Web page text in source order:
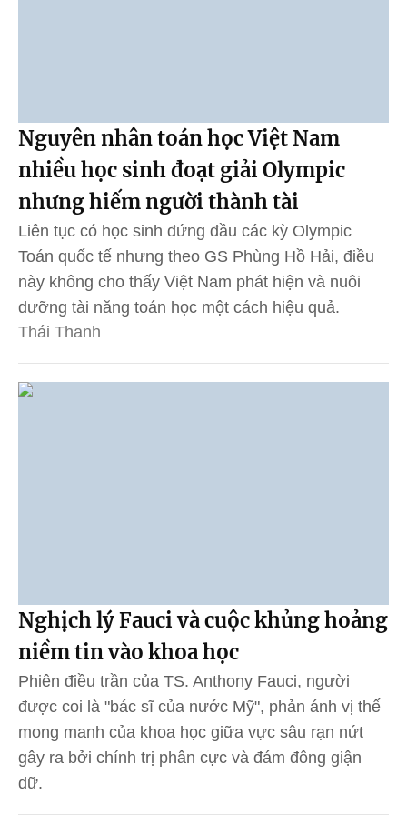
Nguyên nhân toán học Việt Nam
nhiều học sinh đoạt giải Olympic
nhưng hiếm người thành tài
Liên tục có học sinh đứng đầu các kỳ Olympic
Toán quốc tế nhưng theo GS Phùng Hồ Hải, điều
này không cho thấy Việt Nam phát hiện và nuôi
dưỡng tài năng toán học một cách hiệu quả.
Thái Thanh
Nghịch lý Fauci và cuộc khủng hoảng
niềm tin vào khoa học
Phiên điều trần của TS. Anthony Fauci, người
được coi là "bác sĩ của nước Mỹ", phản ánh vị thế
mong manh của khoa học giữa vực sâu rạn nứt
gây ra bởi chính trị phân cực và đám đông giận
dữ.